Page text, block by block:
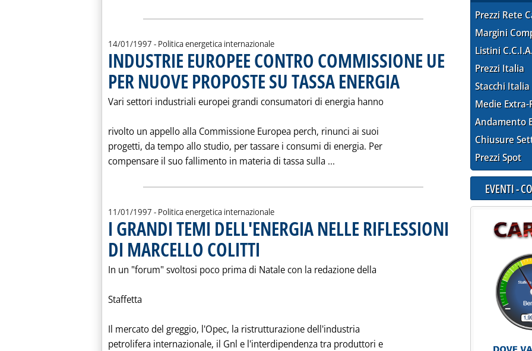
14/01/1997 - Politica energetica internazionale
INDUSTRIE EUROPEE CONTRO COMMISSIONE UE
PER NUOVE PROPOSTE SU TASSA ENERGIA . Pubblicata martedì 14 gennaio 1997 alle 0.0.
Vari settori industriali europei grandi consumatori di energia hanno
rivolto un appello alla Commissione Europea perch‚ rinunci ai suoi
progetti, da tempo allo studio, per tassare i consumi di energia. Per
compensare il suo fallimento in materia di tassa sulla ... Leggi tutta la notizia: 'INDUSTRIE EUROPEE
11/01/1997 - Politica energetica internazionale
I GRANDI TEMI DELL'ENERGIA NELLE RIFLESSIONI
DI MARCELLO COLITTI
In un "forum" svoltosi poco prima di Natale con la redazione della
Staffetta
Il mercato del greggio, l'Opec, la ristrutturazione dell'industria
petrolifera internazionale, il Gnl e l'interdipendenza tra produttori e
Prezzi Rete
Margini
Listini
Prezzi Italia
Stacchi Italia
Medie Extra-
Andamento
Chiusure
Prezzi Spot
EVENTI -